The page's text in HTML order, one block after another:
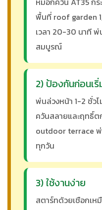
พื้นที่ roof garden
เวลา 20-30 นาที พ่
สมบูรณ์
2) ป้องกันก่อนเ
พ่นล่วงหน้า 1-2 ชั่ว
ควันสลายและฤทธิ์ต
outdoor terrace
ทุกวัน
3) ใช้งานง่าย
สตาร์ทด้วยเชือกเ